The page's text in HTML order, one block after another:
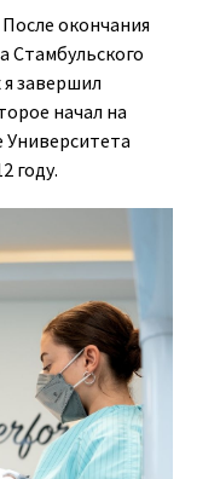
окончания
Стамбульского
я завершил
начал на
Университета
году.